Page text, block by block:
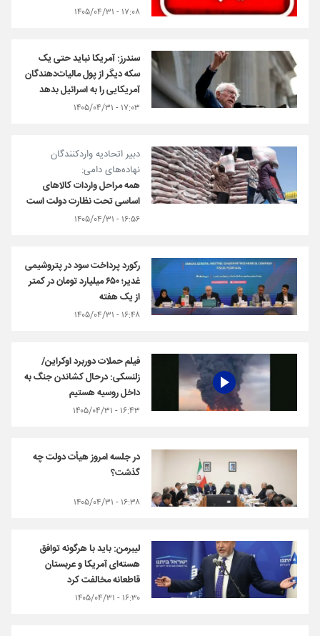
۱۷:۰۸ - ۱۴۰۵/۰۴/۳۱
سندرز: آمریکا نباید حتی یک
سکه دیگر از پول مالیات‌دهندگان
آمریکایی را به اسرائیل بدهد
۱۷:۰۳ - ۱۴۰۵/۰۴/۳۱
دبیر اتحادیه واردکنندگان
نهاده‌های دامی:
همه مراحل واردات کالاهای
اساسی تحت نظارت دولت است
۱۶:۵۶ - ۱۴۰۵/۰۴/۳۱
رکورد پرداخت سود در پتروشیمی
غدیر؛ ۶۵۰ میلیارد تومان در کمتر
از یک هفته
۱۶:۴۸ - ۱۴۰۵/۰۴/۳۱
فیلم حملات دوربرد اوکراین/
زلنسکی: درحال کشاندن جنگ به
داخل روسیه هستیم
۱۶:۴۳ - ۱۴۰۵/۰۴/۳۱
در جلسه امروز هیأت دولت چه
گذشت؟
۱۶:۳۸ - ۱۴۰۵/۰۴/۳۱
لیبرمن: باید با هرگونه توافق
هسته‌ای آمریکا و عربستان
قاطعانه مخالفت کرد
۱۶:۳۰ - ۱۴۰۵/۰۴/۳۱